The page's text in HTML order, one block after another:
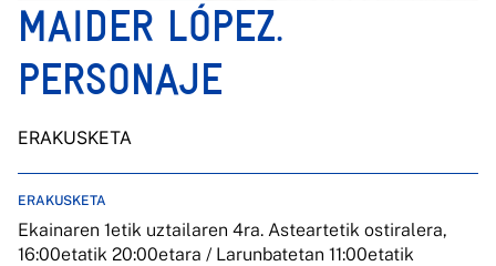
MAIDER LÓPEZ.
PERSONAJE
ERAKUSKETA
ERAKUSKETA
Ekainaren 1etik uztailaren 4ra. Asteartetik ostiralera,
16:00etatik 20:00etara / Larunbatetan 11:00etatik